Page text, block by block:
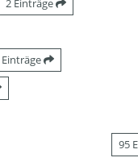
2 Einträge
Einträge
95